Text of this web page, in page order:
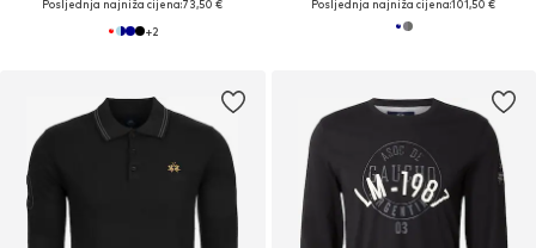
Posljednja najniža cijena:73,50 €
+2
Posljednja najniža cijena:101,50 €